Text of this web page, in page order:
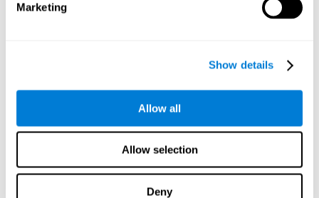
Marketing
Show details
Allow all
Allow selection
Deny
планированию. Улучшение этой важной когнитивной
способности позволяет нам быть более эффективными
в каком порядке мы будем выполнять задания,
также разрабатывать план действий. Нарушение или
ухудшение способности к планированию может
более сложными, например, подготовка к экзамену,
организация мероприятия, выполнение задания,
следование инструкциям, покупка чего-либо или
достижение поставленной цели.